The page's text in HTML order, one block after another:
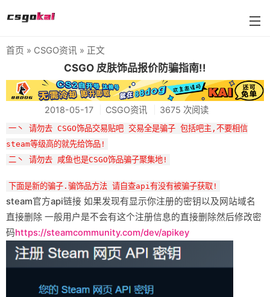
farmskins
88dog
flamecases
88hash-jp
首页 » CSGO资讯 » 正文
CSGO 皮肤饰品报价防骗指南!!
2018-05-17 CSGO资讯 3675 次阅读
一丶 请勿去 CSGO饰品交易贴吧 交易全是骗子 包括吧主,不要相信
steam等级高的就先给饰品!
二丶 请勿去 咸鱼也是CSGO饰品骗子聚集地!
下面是新的骗子.骗饰品方法 请自查api有没有被骗子获取!
steam官方api链接 如果发现有显示你注册的密钥以及网站域名
直接删除 一般用户是不会有这个注册信息的直接删除然后修改密
码https://steamcommunity.com/dev/apikey